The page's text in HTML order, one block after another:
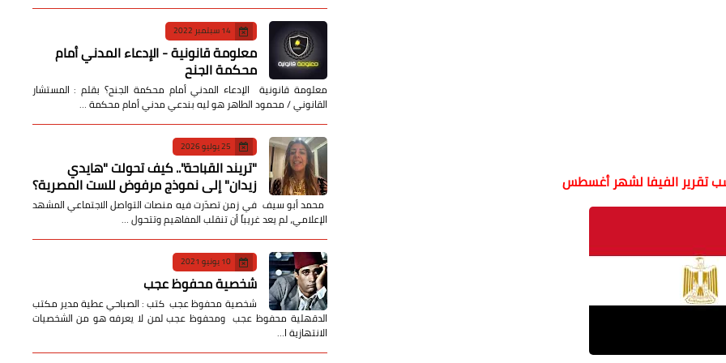
تقرير الفيفا لشهر أغسطس
14 سبتمبر 2022
معلومة قانونية - الإدعاء المدني أمام
محكمة الجنح
معلومة قانونية الإدعاء المدني أمام محكمة الجنح؟ بقلم : المستشار
القانوني / محمود الطاهر هو ليه بندعي مدني أمام محكمة …
25 يوليو 2026
​"تريند القباحة".. كيف تحولت "هايدي
زيدان" إلى نموذج مرفوض للست المصرية؟
​ محمد أبو سيف ​في زمن تصدّرت فيه منصات التواصل الاجتماعي المشهد
الإعلامي، لم يعد غريباً أن تنقلب المفاهيم وتتحول …
10 يونيو 2021
شخصية محفوظ عجب
شخصية محفوظ عجب كتب : الصباحي عطية مدير مكتب
الدقهلية محفوظ عجب ومحفوظ عجب لمن لا يعرفه هو من الشخصيات
الانتهازية ا…